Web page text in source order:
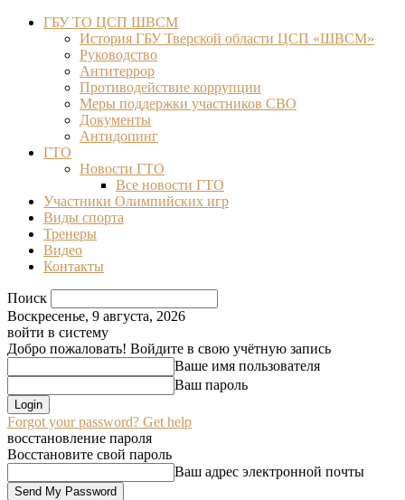
ГБУ ТО ЦСП ШВСМ
История ГБУ Тверской области ЦСП «ШВСМ»
Руководство
Антитеррор
Противодействие коррупции
Меры поддержки участников СВО
Документы
Антидопинг
ГТО
Новости ГТО
Все новости ГТО
Участники Олимпийских игр
Виды спорта
Тренеры
Видео
Контакты
Поиск
Воскресенье, 9 августа, 2026
войти в систему
Добро пожаловать! Войдите в свою учётную запись
Ваше имя пользователя
Ваш пароль
Forgot your password? Get help
восстановление пароля
Восстановите свой пароль
Ваш адрес электронной почты